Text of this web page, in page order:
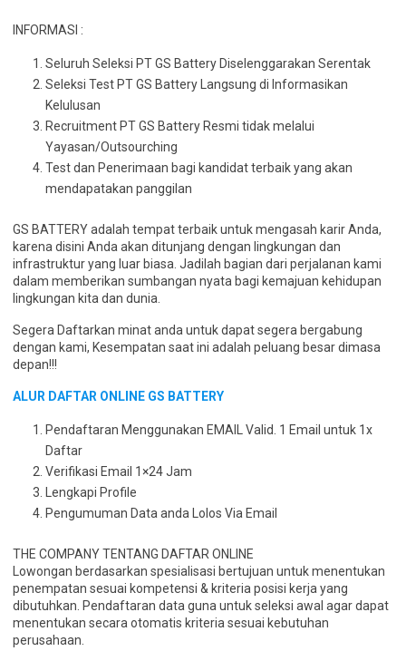
INFORMASI :
Seluruh Seleksi PT GS Battery Diselenggarakan Serentak
Seleksi Test PT GS Battery Langsung di Informasikan
Kelulusan
Recruitment PT GS Battery Resmi tidak melalui
Yayasan/Outsourching
Test dan Penerimaan bagi kandidat terbaik yang akan
mendapatakan panggilan
GS BATTERY adalah tempat terbaik untuk mengasah karir Anda,
karena disini Anda akan ditunjang dengan lingkungan dan
infrastruktur yang luar biasa. Jadilah bagian dari perjalanan kami
dalam memberikan sumbangan nyata bagi kemajuan kehidupan
lingkungan kita dan dunia.
Segera Daftarkan minat anda untuk dapat segera bergabung
dengan kami, Kesempatan saat ini adalah peluang besar dimasa
depan!!!
ALUR DAFTAR ONLINE GS BATTERY
Pendaftaran Menggunakan EMAIL Valid. 1 Email untuk 1x
Daftar
Verifikasi Email 1×24 Jam
Lengkapi Profile
Pengumuman Data anda Lolos Via Email
THE COMPANY TENTANG DAFTAR ONLINE
Lowongan berdasarkan spesialisasi bertujuan untuk menentukan
penempatan sesuai kompetensi & kriteria posisi kerja yang
dibutuhkan. Pendaftaran data guna untuk seleksi awal agar dapat
menentukan secara otomatis kriteria sesuai kebutuhan
perusahaan.